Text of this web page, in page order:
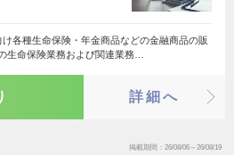
各種生命保険・年金商品などの金融商品の販
命保険業務および関連業務…
詳細へ
掲載期間 26/08/06～26/08/19